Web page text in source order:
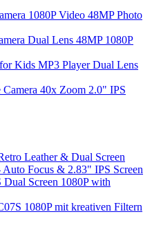
1080P Video 48MP Photo
Dual Lens 48MP 1080P
Kids MP3 Player Dual Lens
40x Zoom 2.0" IPS
Leather & Dual Screen
Focus & 2.83" IPS Screen
Screen 1080P with
1080P mit kreativen Filtern